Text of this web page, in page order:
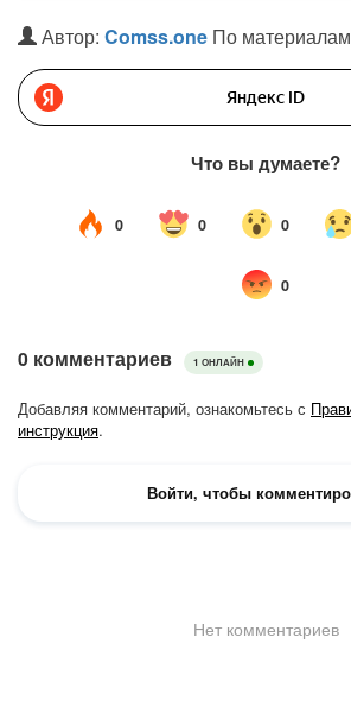
Автор: Comss.one По материалам